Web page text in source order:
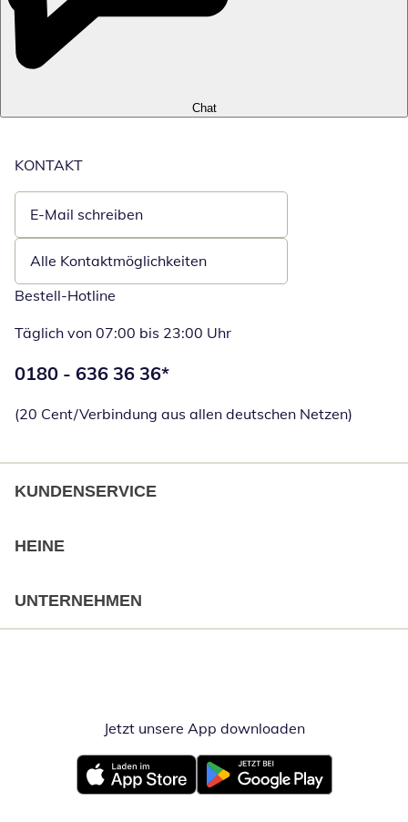
Chat
KONTAKT
E-Mail schreiben
Öffnet E-Mail-Client
Alle Kontaktmöglichkeiten
Bestell-Hotline
Täglich von 07:00 bis 23:00 Uhr
Telefonnummer:
0180 - 636 36 36*
(20 Cent/Verbindung aus allen deutschen Netzen)
KUNDENSERVICE
HEINE
UNTERNEHMEN
Jetzt unsere App downloadenÖffnet in
Öffnet in neuem FensterÖffnet in neuem Fenster